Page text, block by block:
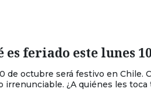
es feriado este lunes
de octubre será festivo en Chile.
irrenunciable. ¿A quiénes les toca